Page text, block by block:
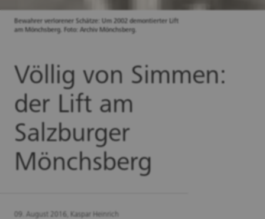
Bewahrer verlorener Schätze: Um 2002 demontierter Lift
am Mönchsberg. Foto: Archiv Mönchsberg.
Völlig von Simmen:
der Lift am
Salzburger
Mönchsberg
09. August 2016, Kaspar Heinrich